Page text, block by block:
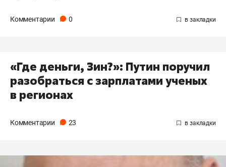
Комментарии 0
«Где деньги, Зин?»: Путин поручил
разобраться с зарплатами ученых
в регионах
Комментарии 23